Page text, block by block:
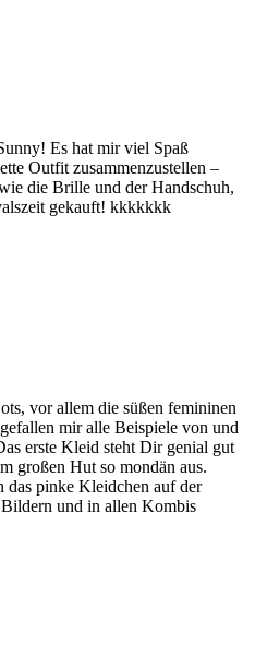
Es hat mir viel Spaß
Outfit zusammenzustellen –
die Brille und der Handschuh,
gekauft! kkkkkkk
vor allem die süßen femininen
mir alle Beispiele von und
erste Kleid steht Dir genial gut
großen Hut so mondän aus.
das pinke Kleidchen auf der
und in allen Kombis